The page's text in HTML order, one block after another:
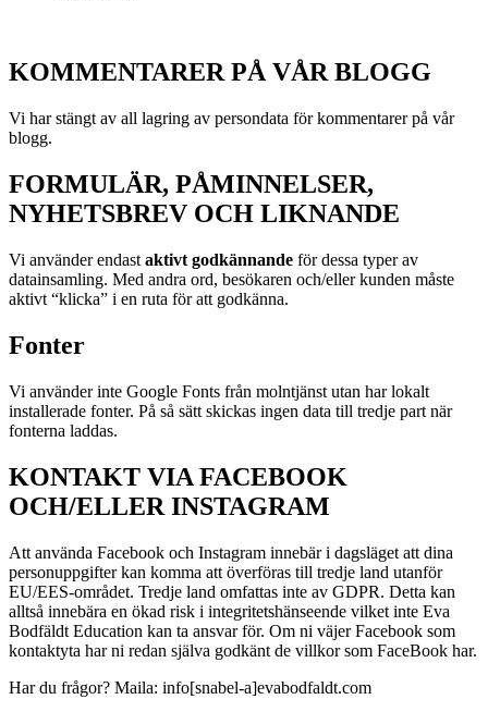
KOMMENTARER PÅ VÅR BLOGG
Vi har stängt av all lagring av persondata för kommentarer på vår
blogg.
FORMULÄR, PÅMINNELSER,
NYHETSBREV OCH LIKNANDE
Vi använder endast aktivt godkännande för dessa typer av
datainsamling. Med andra ord, besökaren och/eller kunden måste
aktivt “klicka” i en ruta för att godkänna.
Fonter
Vi använder inte Google Fonts från molntjänst utan har lokalt
installerade fonter. På så sätt skickas ingen data till tredje part när
fonterna laddas.
KONTAKT VIA FACEBOOK
OCH/ELLER INSTAGRAM
Att använda Facebook och Instagram innebär i dagsläget att dina
personuppgifter kan komma att överföras till tredje land utanför
EU/EES-området. Tredje land omfattas inte av GDPR. Detta kan
alltså innebära en ökad risk i integritetshänseende vilket inte Eva
Bodfäldt Education kan ta ansvar för. Om ni väjer Facebook som
kontaktyta har ni redan själva godkänt de villkor som FaceBook har.
Har du frågor? Maila: info[snabel-a]evabodfaldt.com